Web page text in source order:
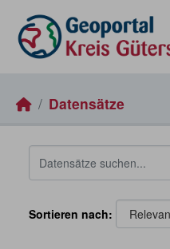
Datensätze
Sortieren nach